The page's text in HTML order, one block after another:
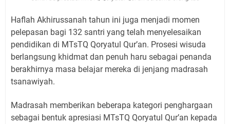
Haflah Akhirussanah tahun ini juga menjadi momen
pelepasan bagi 132 santri yang telah menyelesaikan
pendidikan di MTsTQ Qoryatul Qur’an. Prosesi wisuda
berlangsung khidmat dan penuh haru sebagai penanda
berakhirnya masa belajar mereka di jenjang madrasah
tsanawiyah.
Madrasah memberikan beberapa kategori penghargaan
sebagai bentuk apresiasi MTsTQ Qoryatul Qur’an kepada